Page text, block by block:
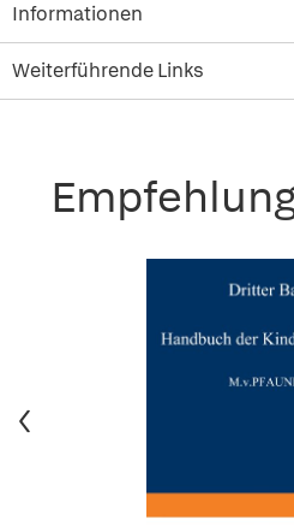
Informationen
Weiterführende Links